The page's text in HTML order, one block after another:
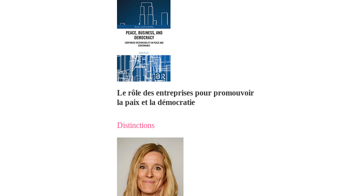
Le rôle des entreprises pour promouvoir
la paix et la démocratie
Distinctions